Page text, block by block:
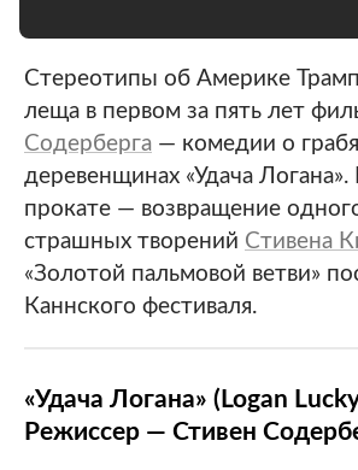
Стереотипы об Америке
леща в первом за пять лет
Содерберга — комедии о
деревенщинах «Удача
прокате — возвращение
страшных творений Стивена
«Золотой пальмовой ветви»
Каннского фестиваля.
«Удача Логана» (Logan
Режиссер — Стивен